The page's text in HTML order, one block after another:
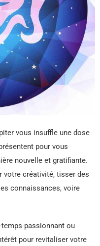
vous insuffle une dose
pour vous
nouvelle et gratifiante.
votre créativité, tisser des
connaissances, voire
passionnant ou
pour revitaliser votre